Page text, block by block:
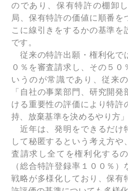
のであり、保有特許の棚卸
局、保有特許の価値に順番
こに線引きをするかの基準
です。
従来の特許出願・権利化で
０％を審査請求し、その５０
いうのが常識であり、従来
「自社の事業部門、研究開
ける重要性の評価により特許
持、放棄基準を決めるやり方
近年は、発明をできるだけ
して秘匿するという考え方
査請求し全てを権利化する
（総合特許登録率１００％
戦略が多様化しており、保有